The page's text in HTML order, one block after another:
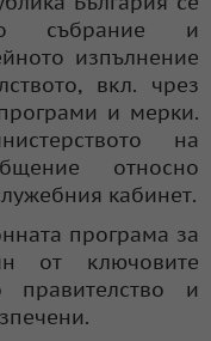
събрание и
изпълнение
вкл. чрез
и мерки.
на
относно
кабинет.
програма за
от ключовите
правителство и